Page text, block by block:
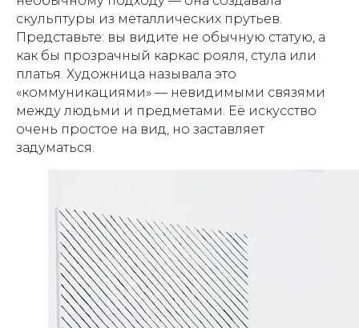
скульптуры из металлических прутьев.
Представьте: вы видите не обычную статую, а
как бы прозрачный каркас рояля, стула или
платья. Художница называла это
«коммуникациями» — невидимыми связями
между людьми и предметами. Её искусство
очень простое на вид, но заставляет
задуматься.